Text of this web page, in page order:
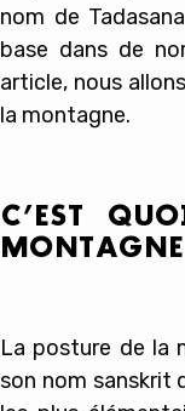
nom de
base dans de
article, nous
la montagne.
C’EST
La posture de la
son nom sanskrit